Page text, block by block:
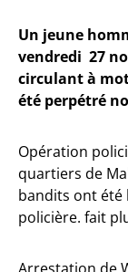
Un jeune
vendredi 27
circulant à
été perpétré
Opération
quartiers de
bandits ont été
policière. fait